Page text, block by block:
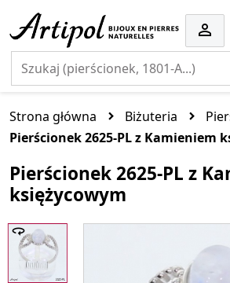
Strona główna Biżuteria
Pierścionek 2625-PL z Kamieniem
Pierścionek 2625-PL z
księżycowym